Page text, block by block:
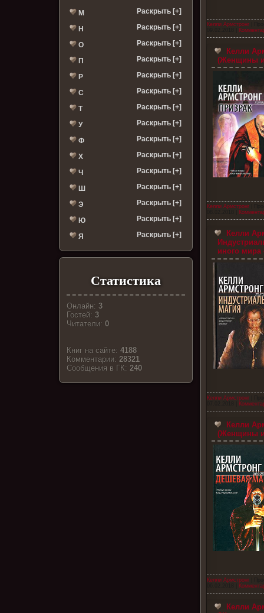
М Раскрыть [+]
Н Раскрыть [+]
О Раскрыть [+]
П Раскрыть [+]
Р Раскрыть [+]
С Раскрыть [+]
Т Раскрыть [+]
У Раскрыть [+]
Ф Раскрыть [+]
Х Раскрыть [+]
Ч Раскрыть [+]
Ш Раскрыть [+]
Э Раскрыть [+]
Ю Раскрыть [+]
Я Раскрыть [+]
Статистика
Онлайн:3
Гостей:3
Читатели:0
Книг на сайте:4188
Комментарии:28321
Cообщения в ГК:240
Келли Армстронг
Келли
(Женщины
Келли Армстронг
Келли
иного мира
Келли Армстронг
Келли
(Женщины
Келли Армстронг
Келли